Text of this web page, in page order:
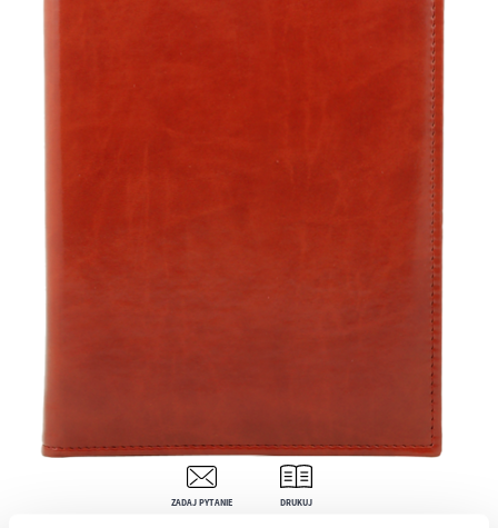
ZADAJ PYTANIE DRUKUJ